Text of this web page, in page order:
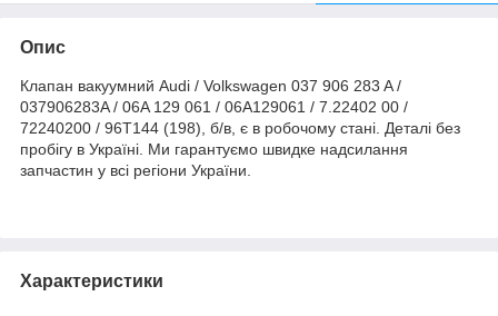
Опис
Клапан вакуумний Audi / Volkswagen 037 906 283 A /
037906283A / 06A 129 061 / 06A129061 / 7.22402 00 /
72240200 / 96T144 (198), б/в, є в робочому стані. Деталі без
пробігу в Україні. Ми гарантуємо швидке надсилання
запчастин у всі регіони України.
Характеристики